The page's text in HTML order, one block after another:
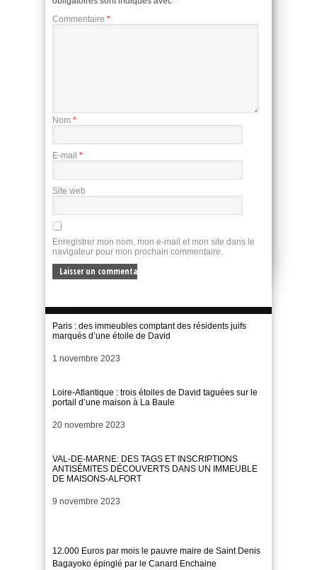
Commentaire *
Nom *
E-mail *
Site web
Enregistrer mon nom, mon e-mail et mon site dans le
navigateur pour mon prochain commentaire.
Paris : des immeubles comptant des résidents juifs
marqués d’une étoile de David
Date
1 novembre 2023
Loire-Atlantique : trois étoiles de David taguées sur le
portail d’une maison à La Baule
Date
20 novembre 2023
VAL-DE-MARNE: DES TAGS ET INSCRIPTIONS
ANTISÉMITES DÉCOUVERTS DANS UN IMMEUBLE
DE MAISONS-ALFORT
Date
9 novembre 2023
12.000 Euros par mois le pauvre maire de Saint Denis
Bagayoko épinglé par le Canard Enchaine